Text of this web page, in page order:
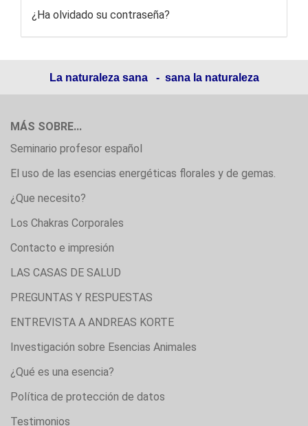
¿Ha olvidado su contraseña?
La naturaleza sana - sana la naturaleza
MÁS SOBRE...
Seminario profesor español
El uso de las esencias energéticas florales y de gemas.
¿Que necesito?
Los Chakras Corporales
Contacto e impresión
LAS CASAS DE SALUD
PREGUNTAS Y RESPUESTAS
ENTREVISTA A ANDREAS KORTE
Investigación sobre Esencias Animales
¿Qué es una esencia?
Política de protección de datos
Testimonios